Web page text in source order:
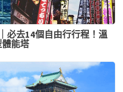
必去14個自由行行程！溫
能塔